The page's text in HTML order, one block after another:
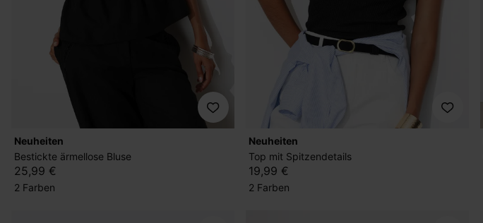
Neuheiten
Bestickte ärmellose Bluse
25,99 €
2 Farben
Neuheiten
Top mit Spitzendetails
19,99 €
2 Farben